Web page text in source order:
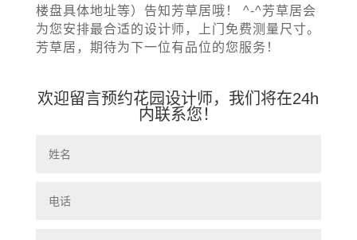
楼盘具体地址等）告知芳草居哦！ ^-^芳草居会
为您安排最合适的设计师，上门免费测量尺寸。
芳草居，期待为下一位有品位的您服务！
欢迎留言预约花园设计师，我们将在24h
内联系您！